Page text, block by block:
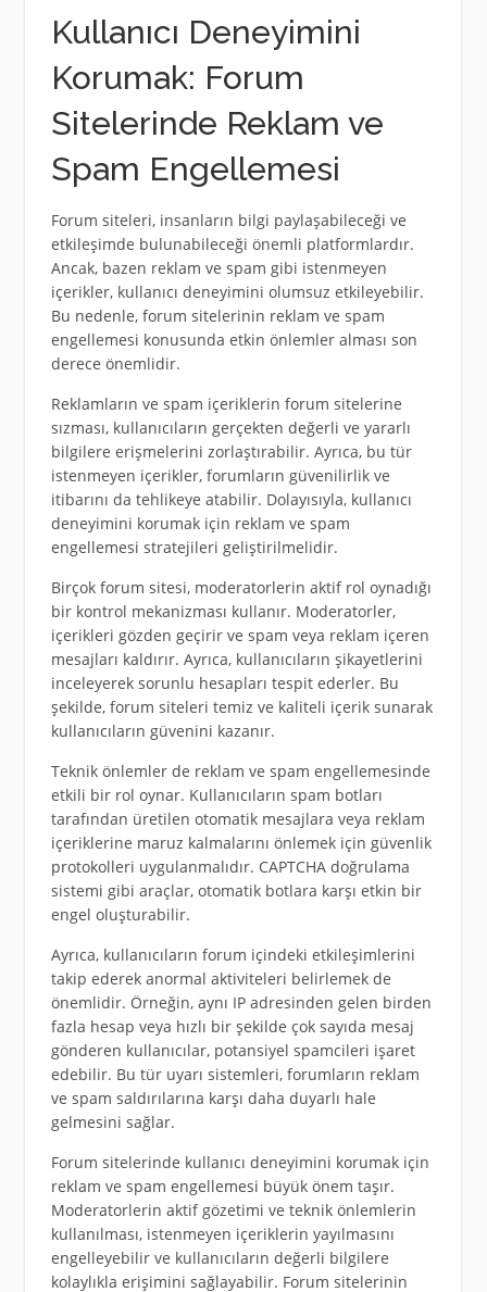
Kullanıcı Deneyimini
Korumak: Forum
Sitelerinde Reklam ve
Spam Engellemesi
Forum siteleri, insanların bilgi paylaşabileceği ve
etkileşimde bulunabileceği önemli platformlardır.
Ancak, bazen reklam ve spam gibi istenmeyen
içerikler, kullanıcı deneyimini olumsuz etkileyebilir.
Bu nedenle, forum sitelerinin reklam ve spam
engellemesi konusunda etkin önlemler alması son
derece önemlidir.
Reklamların ve spam içeriklerin forum sitelerine
sızması, kullanıcıların gerçekten değerli ve yararlı
bilgilere erişmelerini zorlaştırabilir. Ayrıca, bu tür
istenmeyen içerikler, forumların güvenilirlik ve
itibarını da tehlikeye atabilir. Dolayısıyla, kullanıcı
deneyimini korumak için reklam ve spam
engellemesi stratejileri geliştirilmelidir.
Birçok forum sitesi, moderatorlerin aktif rol oynadığı
bir kontrol mekanizması kullanır. Moderatorler,
içerikleri gözden geçirir ve spam veya reklam içeren
mesajları kaldırır. Ayrıca, kullanıcıların şikayetlerini
inceleyerek sorunlu hesapları tespit ederler. Bu
şekilde, forum siteleri temiz ve kaliteli içerik sunarak
kullanıcıların güvenini kazanır.
Teknik önlemler de reklam ve spam engellemesinde
etkili bir rol oynar. Kullanıcıların spam botları
tarafından üretilen otomatik mesajlara veya reklam
içeriklerine maruz kalmalarını önlemek için güvenlik
protokolleri uygulanmalıdır. CAPTCHA doğrulama
sistemi gibi araçlar, otomatik botlara karşı etkin bir
engel oluşturabilir.
Ayrıca, kullanıcıların forum içindeki etkileşimlerini
takip ederek anormal aktiviteleri belirlemek de
önemlidir. Örneğin, aynı IP adresinden gelen birden
fazla hesap veya hızlı bir şekilde çok sayıda mesaj
gönderen kullanıcılar, potansiyel spamcileri işaret
edebilir. Bu tür uyarı sistemleri, forumların reklam
ve spam saldırılarına karşı daha duyarlı hale
gelmesini sağlar.
Forum sitelerinde kullanıcı deneyimini korumak için
reklam ve spam engellemesi büyük önem taşır.
Moderatorlerin aktif gözetimi ve teknik önlemlerin
kullanılması, istenmeyen içeriklerin yayılmasını
engelleyebilir ve kullanıcıların değerli bilgilere
kolaylıkla erişimini sağlayabilir. Forum sitelerinin